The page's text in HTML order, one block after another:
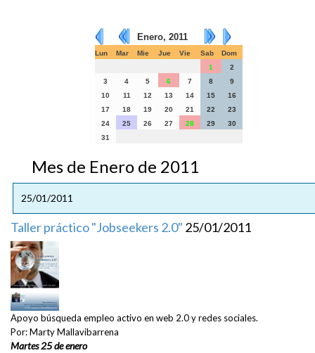
Enero, 2011
Lun Mar Mie Jue Vie Sab
Dom
1
2
3
4 5 6 7 8
9
10
11 12 13 14 15
16
17
18 19 20 21 22
23
24
25 26 27 28 29
30
31
Mes de Enero de 2011
25/01/2011
Taller práctico "Jobseekers 2.0" 25/01/2011
Apoyo búsqueda empleo activo en web 2.0 y redes sociales.
Por: Marty Mallavibarrena
Martes 25 de enero